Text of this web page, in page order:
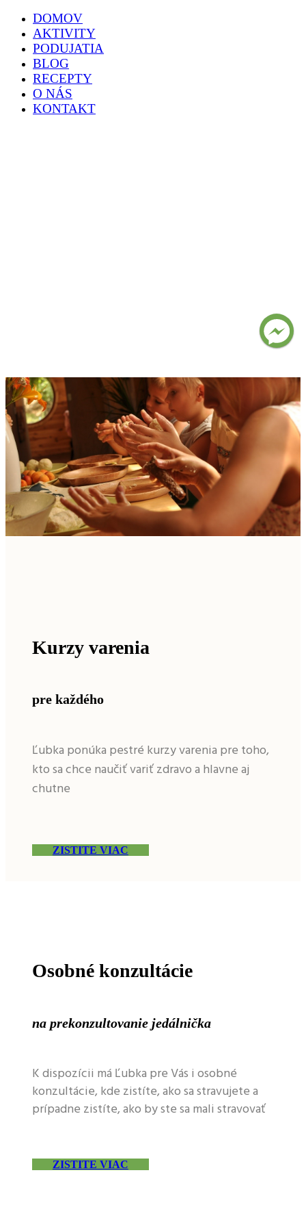
DOMOV
AKTIVITY
PODUJATIA
BLOG
RECEPTY
O NÁS
KONTAKT
Kurzy varenia
pre každého
Ľubka ponúka pestré kurzy varenia pre toho,
kto sa chce naučiť variť zdravo a hlavne aj
chutne
ZISTITE VIAC
Osobné konzultácie
na prekonzultovanie jedálnička
K dispozícii má Ľubka pre Vás i osobné
konzultácie, kde zistíte, ako sa stravujete a
prípadne zistíte, ako by ste sa mali stravovať
ZISTITE VIAC